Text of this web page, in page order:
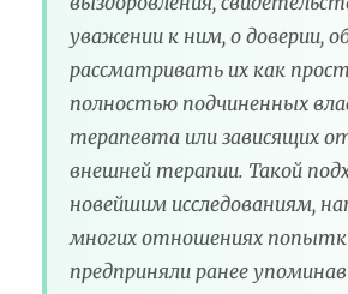
уважении к ним, о доверии,
рассматривать их как
полностью подчиненных
терапевта или зависящих
внешней терапии. Такой
новейшим исследованиям,
многих отношениях
предприняли ранее